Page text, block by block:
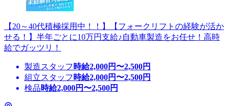
【20～40代積極採用中！！】【フォークリフトの経験が活か
せる！】半年ごとに10万円支給♪自動車製造をお任せ！高時
給でガッツリ！
製造スタッフ 時給2,000円〜2,500円
組立スタッフ 時給2,000円〜2,500円
検品時給2,000円〜2,500円